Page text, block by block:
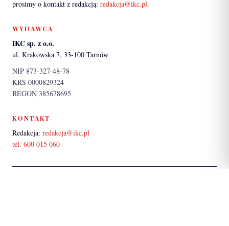
prosimy o kontakt z redakcją: redakcja@ikc.pl.
WYDAWCA
IKC sp. z o.o.
ul. Krakowska 7, 33-100 Tarnów
NIP 873-327-48-78
KRS 0000829324
REGON 385678695
KONTAKT
Redakcja: redakcja@ikc.pl
tel. 600 015 060